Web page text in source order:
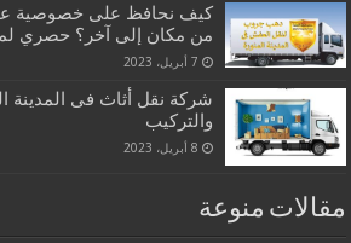
كيف نحافظ على خصوصية
من مكان إلى آخر؟ حصري
7 أبريل، 2023
شركة نقل أثاث فى المدينة
والتركيب
8 أبريل، 2023
مقالات منوعة